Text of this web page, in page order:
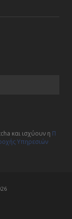
και ισχύουν η Π
Υπηρεσιών